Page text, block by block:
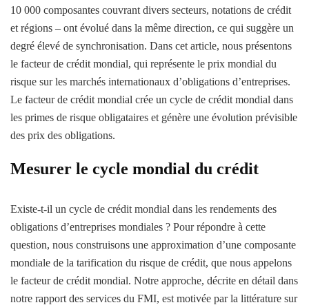
10 000 composantes couvrant divers secteurs, notations de crédit
et régions – ont évolué dans la même direction, ce qui suggère un
degré élevé de synchronisation. Dans cet article, nous présentons
le facteur de crédit mondial, qui représente le prix mondial du
risque sur les marchés internationaux d’obligations d’entreprises.
Le facteur de crédit mondial crée un cycle de crédit mondial dans
les primes de risque obligataires et génère une évolution prévisible
des prix des obligations.
Mesurer le cycle mondial du crédit
Existe-t-il un cycle de crédit mondial dans les rendements des
obligations d’entreprises mondiales ? Pour répondre à cette
question, nous construisons une approximation d’une composante
mondiale de la tarification du risque de crédit, que nous appelons
le facteur de crédit mondial. Notre approche, décrite en détail dans
notre rapport des services du FMI, est motivée par la littérature sur